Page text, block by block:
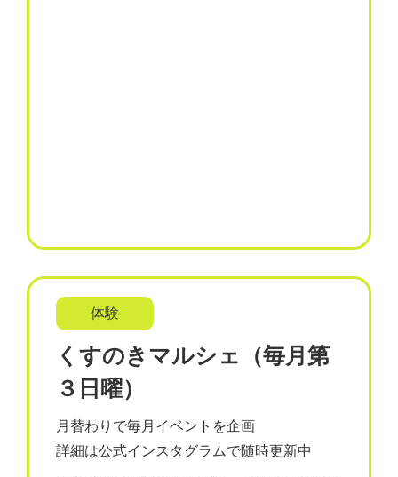
体験
くすのきマルシェ（毎月第
３日曜）
月替わりで毎月イベントを企画
詳細は公式インスタグラムで随時更新中